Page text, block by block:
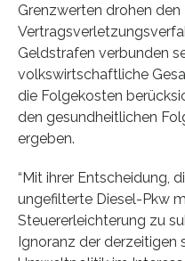
Grenzwerten drohen
Geldstrafen verbunden
volkswirtschaftliche
die Folgekosten
den gesundheitlichen
ergeben.
“Mit ihrer Entscheidung,
ungefilterte Diesel-Pkw
Steuererleichterung zu
Ignoranz der derzeitigen